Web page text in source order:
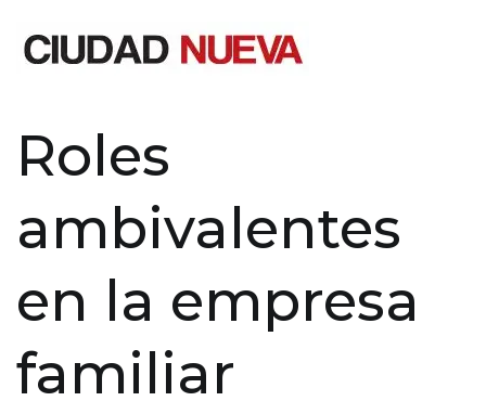
Roles
ambivalentes
en la empresa
familiar